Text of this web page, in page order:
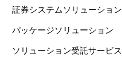
証券システムソリューション
パッケージソリューション
ソリューション受託サービス